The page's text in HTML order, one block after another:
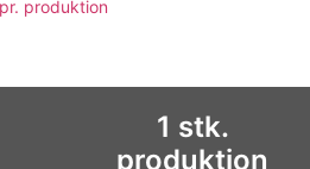
produktion
1 stk.
produktion